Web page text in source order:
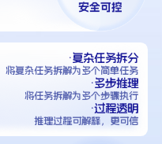
·复杂任务拆分
将复杂任务拆解为多个简单任务
·多步推理
将任务拆解为多个步骤执行
·过程透明
推理过程可解释，更可信